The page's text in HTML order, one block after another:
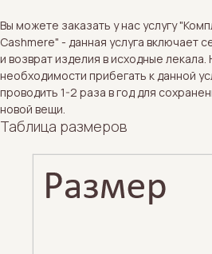
Вы можете заказать у нас услугу
Cashmere" - данная услуга включает
и возврат изделия в исходные
необходимости прибегать к данной
проводить 1-2 раза в год для
новой вещи.
Таблица размеров